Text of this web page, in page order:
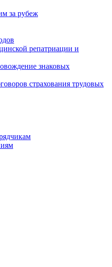
за рубеж
репатриации и
знаковых
страхования трудовых